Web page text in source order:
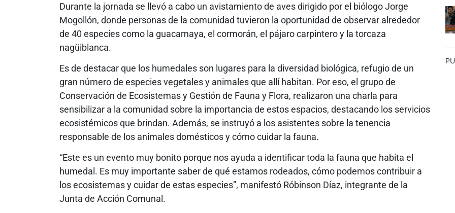
Durante la jornada se llevó a cabo un avistamiento de aves dirigido por el biólogo Jorge
Mogollón, donde personas de la comunidad tuvieron la oportunidad de observar alrededor
de 40 especies como la guacamaya, el cormorán, el pájaro carpintero y la torcaza
nagüiblanca.
Es de destacar que los humedales son lugares para la diversidad biológica, refugio de un
gran número de especies vegetales y animales que allí habitan. Por eso, el grupo de
Conservación de Ecosistemas y Gestión de Fauna y Flora, realizaron una charla para
sensibilizar a la comunidad sobre la importancia de estos espacios, destacando los servicios
ecosistémicos que brindan. Además, se instruyó a los asistentes sobre la tenencia
responsable de los animales domésticos y cómo cuidar la fauna.
“Este es un evento muy bonito porque nos ayuda a identificar toda la fauna que habita el
humedal. Es muy importante saber de qué estamos rodeados, cómo podemos contribuir a
los ecosistemas y cuidar de estas especies”, manifestó Róbinson Díaz, integrante de la
Junta de Acción Comunal.